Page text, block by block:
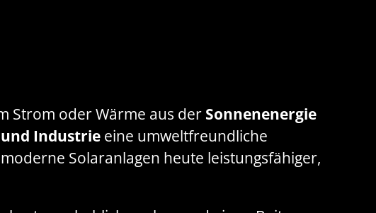
Strom oder Wärme aus der Sonnenenergie
Industrie eine umweltfreundliche
Solaranlagen heute leistungsfähiger,